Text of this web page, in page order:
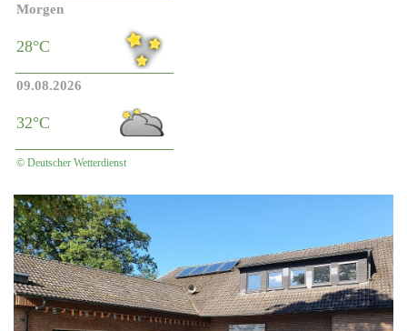
Morgen
28°C
09.08.2026
32°C
© Deutscher Wetterdienst